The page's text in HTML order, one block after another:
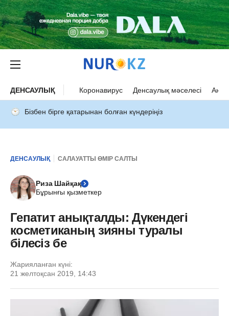
ДЕНСАУЛЫҚ Коронавирус Денсаулық мәселесі Ана
Бізбен бірге қатарынан болған күндеріңіз
ДЕНСАУЛЫҚ САЛАУАТТЫ ӨМІР САЛТЫ
Риза Шайқақ
Бұрынғы қызметкер
Гепатит анықталды: Дүкендегі
косметиканың зияны туралы
білесіз бе
Жарияланған күні:
21 желтоқсан 2019, 14:43